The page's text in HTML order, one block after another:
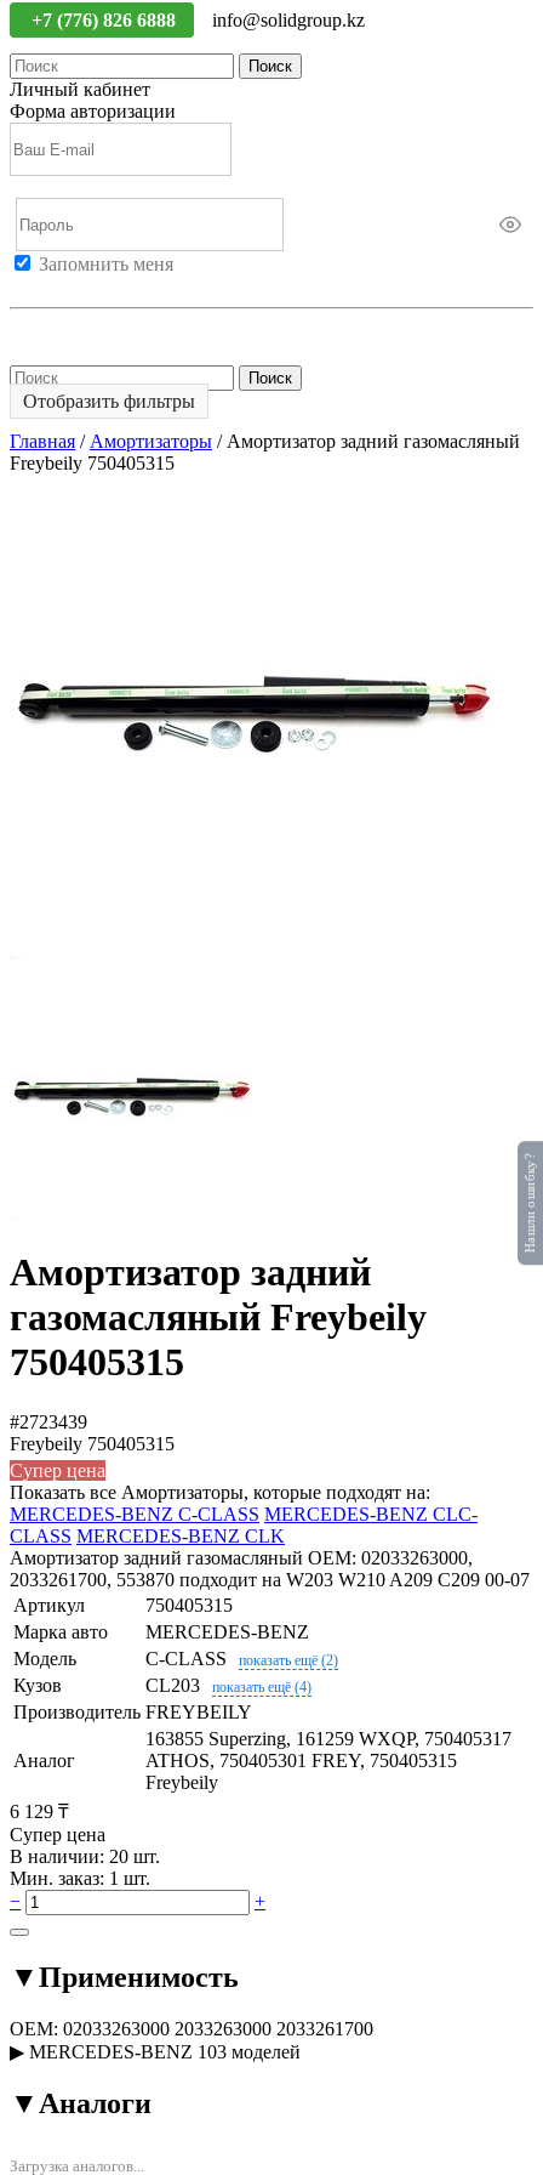
+7 (776) 826 6888 info@solidgroup.kz
Поиск
Личный кабинет
Форма авторизации
Запомнить меня
Поиск
Отобразить фильтры
Главная / Амортизаторы / Амортизатор задний газомасляный
Freybeily 750405315
Амортизатор задний
газомасляный Freybeily
750405315
#2723439
Freybeily 750405315
Супер цена
Показать все Амортизаторы, которые подходят на:
MERCEDES-BENZ C-CLASS MERCEDES-BENZ CLC-
CLASS MERCEDES-BENZ CLK
Амортизатор задний газомасляный OEM: 02033263000,
2033261700, 553870 подходит на W203 W210 A209 C209 00-07
Артикул
750405315
Марка авто
MERCEDES-BENZ
Модель
C-CLASS показать ещё (2)
Кузов CL203 показать ещё (4)
Производитель FREYBEILY
Аналог
163855 Superzing, 161259 WXQP, 750405317
ATHOS, 750405301 FREY, 750405315
Freybeily
6 129 ₸
Супер цена
В наличии: 20 шт.
Мин. заказ: 1 шт.
−
+
▼Применимость
OEM: 02033263000 2033263000 2033261700
▶ MERCEDES-BENZ 103 моделей
▼ Аналоги
Загрузка аналогов...
Нашли ошибку?